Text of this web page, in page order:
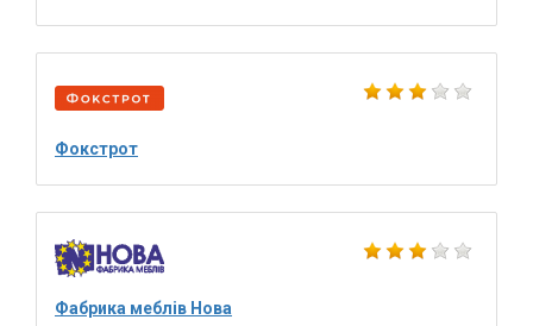
Фокстрот
Фабрика меблів Нова